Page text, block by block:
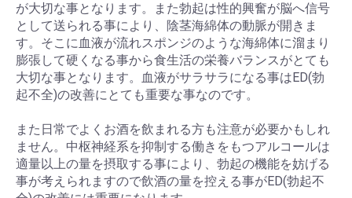
が大切な事となります。また勃起は性的興奮が脳へ信号
として送られる事により、陰茎海綿体の動脈が開きま
す。そこに血液が流れスポンジのような海綿体に溜まり
膨張して硬くなる事から食生活の栄養バランスがとても
大切な事となります。血液がサラサラになる事はED(勃
起不全)の改善にとても重要な事なのです。
また日常でよくお酒を飲まれる方も注意が必要かもしれ
ません。中枢神経系を抑制する働きをもつアルコールは
適量以上の量を摂取する事により、勃起の機能を妨げる
事が考えられますので飲酒の量を控える事がED(勃起不